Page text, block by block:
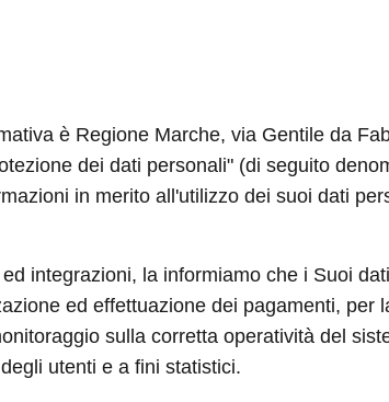
è Regione Marche, via Gentile da
dei dati personali" (di seguito
in merito all'utilizzo dei suoi dati
integrazioni, la informiamo che i Suoi
ed effettuazione dei pagamenti, per
sulla corretta operatività del
utenti e a fini statistici.